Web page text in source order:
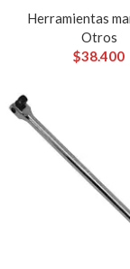
Herramientas
Otros
$38.400